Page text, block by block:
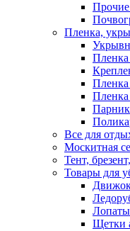
Прочие
Пленка,
Пленка
Парник
Все для
Москитная
Тент,
Товары для
Лопаты
Щетки